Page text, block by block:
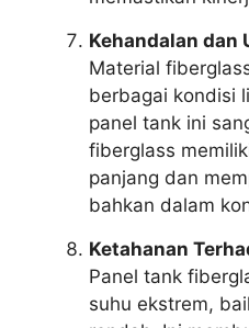
Kehandalan dan
Material
berbagai kondisi
panel tank ini
fiberglass
panjang dan
bahkan dalam
Ketahanan
Panel tank
suhu ekstrem,